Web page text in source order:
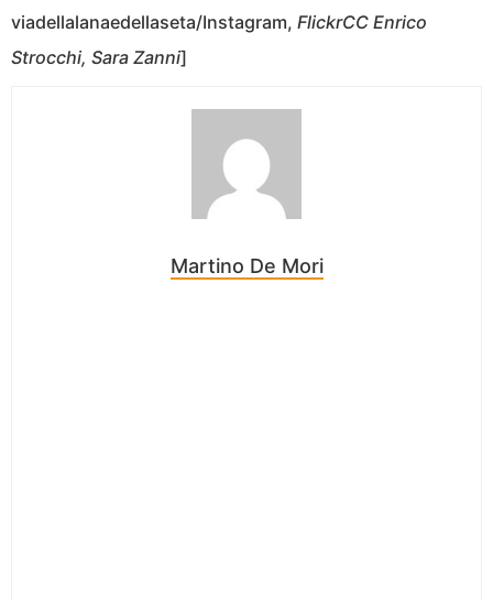
viadellalanaedellaseta/Instagram, FlickrCC Enrico
Strocchi, Sara Zanni]
Martino De Mori